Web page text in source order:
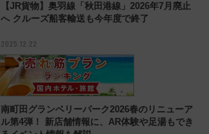
【JR貨物】奥羽線「秋田港線」2026年7月廃止
へ クルーズ船客輸送も今年度で終了
2025.12.22
南町田グランベリーパーク2026春のリニューア
ル第4弾！ 新店舗情報に、AR体験や足湯もでき